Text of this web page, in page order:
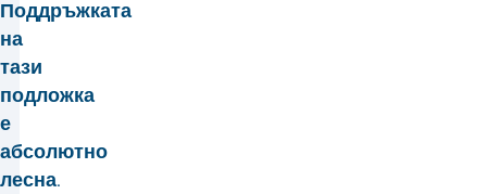
Поддръжката
на
тази
подложка
е
абсолютно
лесна.